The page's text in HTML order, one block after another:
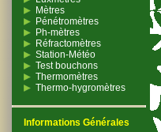
Mètres
Pénétromètres
Ph-mètres
Réfractomètres
Station-Météo
Test bouchons
Thermomètres
Thermo-hygromètres
Informations Générales